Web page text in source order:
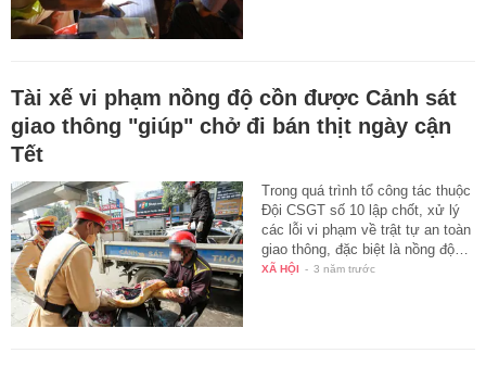
Tài xế vi phạm nồng độ cồn được Cảnh sát
giao thông "giúp" chở đi bán thịt ngày cận
Tết
Trong quá trình tổ công tác thuộc
Đội CSGT số 10 lập chốt, xử lý
các lỗi vi phạm về trật tự an toàn
giao thông, đặc biệt là nồng độ…
XÃ HỘI - 3 năm trước